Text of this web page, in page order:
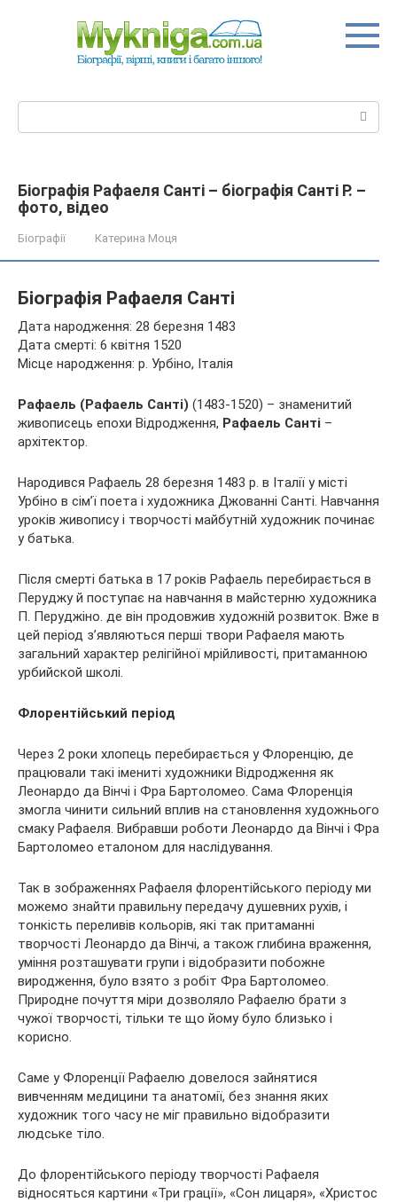
Біографія Рафаеля Санті – біографія Санті Р. –
фото, відео
Біографії Катерина Моця
Біографія Рафаеля Санті
Дата народження: 28 березня 1483
Дата смерті: 6 квітня 1520
Місце народження: р. Урбіно, Італія
Рафаель (Рафаель Санті) (1483-1520) – знаменитий
живописець епохи Відродження, Рафаель Санті –
архітектор.
Народився Рафаель 28 березня 1483 р. в Італії умісті
Урбіно в сім’ї поета і художника Джованні Санті. Навчання
уроків живопису і творчості майбутній художник починає
у батька.
Після смерті батька в 17 років Рафаель перебирається в
Перуджу й поступає на навчання в майстерню художника
П. Перуджіно. де він продовжив художній розвиток. Вже в
цей період з’являються перші твори Рафаеля мають
загальний характер релігійної мрійливості, притаманною
урбийской школі.
Флорентійський період
Через 2 роки хлопець перебирається у Флоренцію, де
працювали такі імениті художники Відродження як
Леонардо да Вінчі і Фра Бартоломео. Сама Флоренція
змогла чинити сильний вплив на становлення художнього
смаку Рафаеля. Вибравши роботи Леонардо да Вінчі і Фра
Бартоломео еталоном для наслідування.
Так в зображеннях Рафаеля флорентійського періоду ми
можемо знайти правильну передачу душевних рухів, і
тонкість переливів кольорів, які так притаманні
творчості Леонардо да Вінчі, а також глибина враження,
уміння розташувати групи і відобразити побожне
виродження, було взято з робіт Фра Бартоломео.
Природне почуття міри дозволяло Рафаелю брати з
чужої творчості, тільки те що йому було близько і
корисно.
Саме у Флоренції Рафаелю довелося зайнятися
вивченням медицини та анатомії, без знання яких
художник того часу не міг правильно відобразити
людське тіло.
До флорентійського періоду творчості Рафаеля
відносяться картини «Три грації», «Сон лицаря», «Христос